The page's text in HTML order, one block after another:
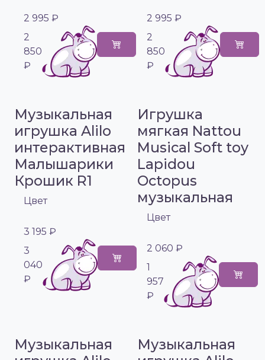
2 995 ₽
2
850
₽
2 995 ₽
2
850
₽
Музыкальная
игрушка Alilo
интерактивная
Малышарики
Крошик R1
Цвет
3 195 ₽
3
040
₽
Игрушка
мягкая Nattou
Musical Soft toy
Lapidou
Octopus
музыкальная
Цвет
2 060 ₽
1
957
₽
Музыкальная
Музыкальная